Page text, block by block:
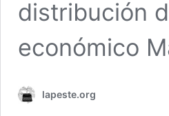
distribución
económico
lapeste.org